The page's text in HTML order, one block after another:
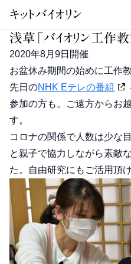
キットバイオリン
浅草「バイオリン工作教
2020年8月9日開催
お盆休み期間の始めに工作
先日のNHK Eテレの番組
参加の方も。ご遠方からお
す。
コロナの関係で人数は少な
と親子で協力しながら素敵
た。自由研究にもご活用頂